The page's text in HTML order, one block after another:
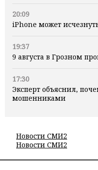
20:09
iPhone может
19:37
9 августа в Грозном
17:30
Эксперт объяснил,
мошенниками
Новости СМИ2
Новости СМИ2